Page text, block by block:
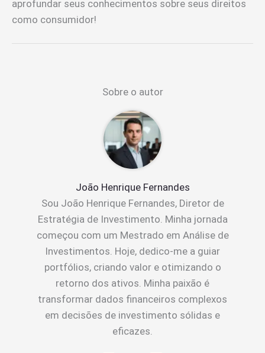
aprofundar seus conhecimentos sobre seus direitos
como consumidor!
Sobre o autor
João Henrique Fernandes
Sou João Henrique Fernandes, Diretor de
Estratégia de Investimento. Minha jornada
começou com um Mestrado em Análise de
Investimentos. Hoje, dedico-me a guiar
portfólios, criando valor e otimizando o
retorno dos ativos. Minha paixão é
transformar dados financeiros complexos
em decisões de investimento sólidas e
eficazes.